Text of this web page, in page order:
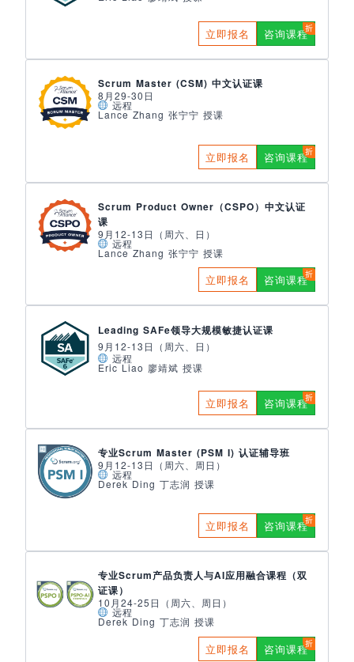
立即报名 咨询课程
Scrum Master (CSM) 中文认证课
8月29-30日
远程
Lance Zhang 张宁宁 授课
立即报名 咨询课程
Scrum Product Owner（CSPO）中文认证
课
9月12-13日（周六、日）
远程
Lance Zhang 张宁宁 授课
立即报名 咨询课程
Leading SAFe领导大规模敏捷认证课
9月12-13日（周六、日）
远程
Eric Liao 廖靖斌 授课
立即报名 咨询课程
专业Scrum Master (PSM I) 认证辅导班
9月12-13日（周六、周日）
远程
Derek Ding 丁志润 授课
立即报名 咨询课程
专业Scrum产品负责人与AI应用融合课程（双
证课）
10月24-25日（周六、周日）
远程
Derek Ding 丁志润 授课
立即报名 咨询课程